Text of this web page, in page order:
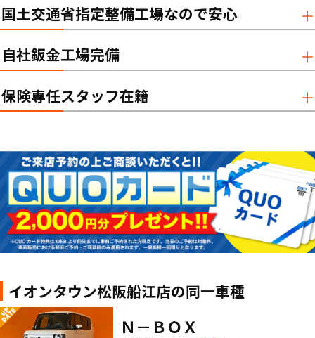
国土交通省指定整備工場なので安心
自社鈑金工場完備
保険専任スタッフ在籍
イオンタウン松阪船江店の同一車種
Ｎ－ＢＯＸ